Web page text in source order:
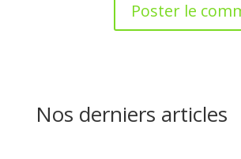
Nos derniers articles